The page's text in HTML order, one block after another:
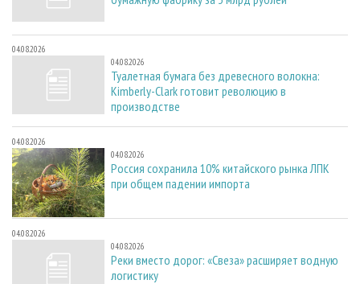
04.08.2026
04.08.2026
Туалетная бумага без древесного волокна:
Kimberly-Clark готовит революцию в
производстве
04.08.2026
04.08.2026
Россия сохранила 10% китайского рынка ЛПК
при общем падении импорта
04.08.2026
04.08.2026
Реки вместо дорог: «Свеза» расширяет водную
логистику